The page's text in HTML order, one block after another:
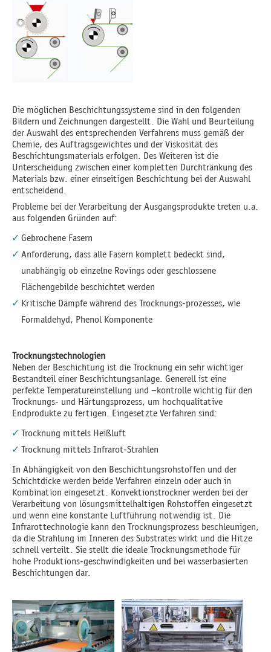
Die möglichen Beschichtungssysteme sind in den folgenden
Bildern und Zeichnungen dargestellt. Die Wahl und Beurteilung
der Auswahl des entsprechenden Verfahrens muss gemäß der
Chemie, des Auftragsgewichtes und der Viskosität des
Beschichtungsmaterials erfolgen. Des Weiteren ist die
Unterscheidung zwischen einer kompletten Durchtränkung des
Materials bzw. einer einseitigen Beschichtung bei der Auswahl
entscheidend.
Probleme bei der Verarbeitung der Ausgangsprodukte treten u.a.
aus folgenden Gründen auf:
Gebrochene Fasern
Anforderung, dass alle Fasern komplett bedeckt sind,
unabhängig ob einzelne Rovings oder geschlossene
Flächengebilde beschichtet werden
Kritische Dämpfe während des Trocknungs-prozesses, wie
Formaldehyd, Phenol Komponente
Trocknungstechnologien
Neben der Beschichtung ist die Trocknung ein sehr wichtiger
Bestandteil einer Beschichtungsanlage. Generell ist eine
perfekte Temperatureinstellung und –kontrolle wichtig für den
Trocknungs- und Härtungsprozess, um hochqualitative
Endprodukte zu fertigen. Eingesetzte Verfahren sind:
Trocknung mittels Heißluft
Trocknung mittels Infrarot-Strahlen
In Abhängigkeit von den Beschichtungsrohstoffen und der
Schichtdicke werden beide Verfahren einzeln oder auch in
Kombination eingesetzt. Konvektionstrockner werden bei der
Verarbeitung von lösungsmittelhaltigen Rohstoffen eingesetzt
und wenn eine konstante Luftführung notwendig ist. Die
Infrarottechnologie kann den Trocknungsprozess beschleunigen,
da die Strahlung im Inneren des Substrates wirkt und die Hitze
schnell verteilt. Sie stellt die ideale Trocknungsmethode für
hohe Produktions-geschwindigkeiten und bei wasserbasierten
Beschichtungen dar.